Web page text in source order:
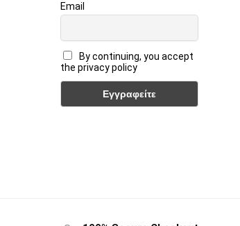
Email
By continuing, you accept
the privacy policy